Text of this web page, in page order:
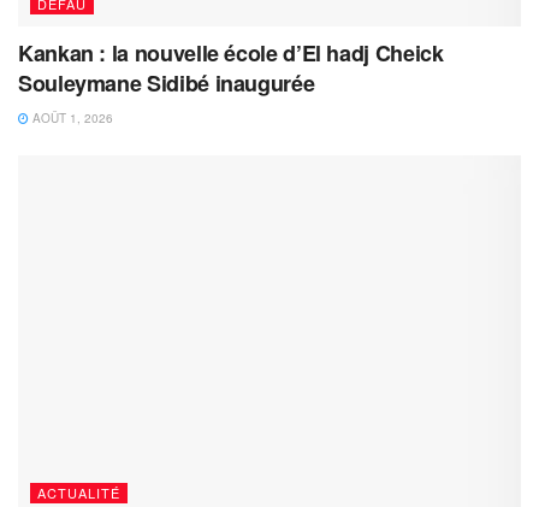
DEFAU
Kankan : la nouvelle école d’El hadj Cheick
Souleymane Sidibé inaugurée
AOÛT 1, 2026
ACTUALITÉ